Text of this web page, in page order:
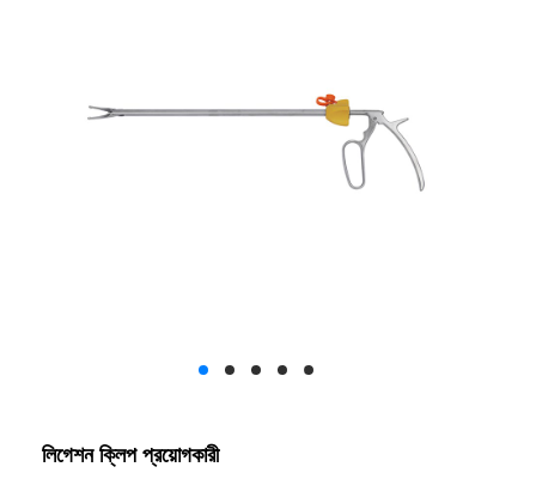
লিগেশন ক্লিপ প্রয়োগকারী